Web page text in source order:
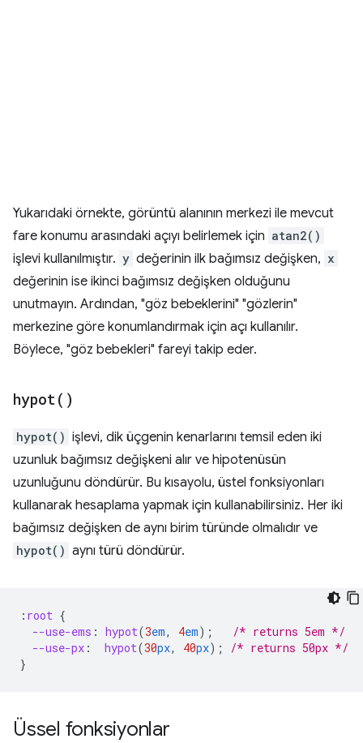
Yukarıdaki örnekte, görüntü alanının merkezi ile mevcut
fare konumu arasındaki açıyı belirlemek için atan2()
işlevi kullanılmıştır. y değerinin ilk bağımsız değişken, x
değerinin ise ikinci bağımsız değişken olduğunu
unutmayın. Ardından, "göz bebeklerini" "gözlerin"
merkezine göre konumlandırmak için açı kullanılır.
Böylece, "göz bebekleri" fareyi takip eder.
hypot( )
hypot() işlevi, dik üçgenin kenarlarını temsil eden iki
uzunluk bağımsız değişkeni alır ve hipotenüsün
uzunluğunu döndürür. Bu kısayolu, üstel fonksiyonları
kullanarak hesaplama yapmak için kullanabilirsiniz. Her iki
bağımsız değişken de aynı birim türünde olmalıdır ve
hypot() aynı türü döndürür.
: root {
--use-ems : hypot(3em, 4em);
/* returns 5em */
--use-px : hypot(30px, 40px);
/* returns 50px */
}
Üssel fonksiyonlar